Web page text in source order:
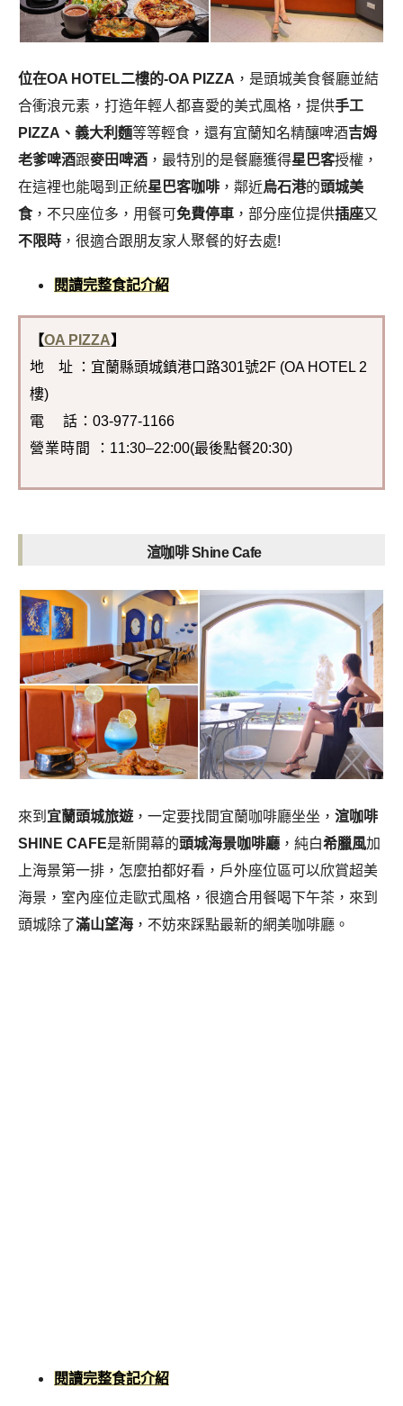
位在OA HOTEL二樓的-OA PIZZA ，是頭城美食餐廳並結
合衝浪元素，打造年輕人都喜愛的美式風格，提供手工
PIZZA、義大利麵等等輕食，還有宜蘭知名精釀啤酒吉姆
老爹啤酒跟麥田啤酒 ，最特別的是餐廳獲得星巴客授權，
在這裡也能喝到正統星巴客咖啡 ，鄰近烏石港的頭城美
食，不只座位多，用餐可免費停車 ，部分座位提供插座又
不限時 ，很適合跟朋友家人聚餐的好去處!
閱讀完整食記介紹
【OA PIZZA】
地 址 ：宜蘭縣頭城鎮港口路301號2F (OA HOTEL 2
樓)
電 話 ：03-977-1166
營業時間
：11:30–22:00(最後點餐20:30)
渲咖啡 Shine Cafe
來到 宜蘭頭城旅遊 ，一定要找間宜蘭咖啡廳坐坐， 渲咖啡
SHINE CAFE是新開幕的頭城海景咖啡廳 ，純白希臘風加
上海景第一排，怎麼拍都好看，戶外座位區可以欣賞超美
海景，室內座位走歐式風格，很適合用餐喝下午茶，來到
頭城除了滿山望海 ，不妨來踩點最新的網美咖啡廳。
閱讀完整食記介紹